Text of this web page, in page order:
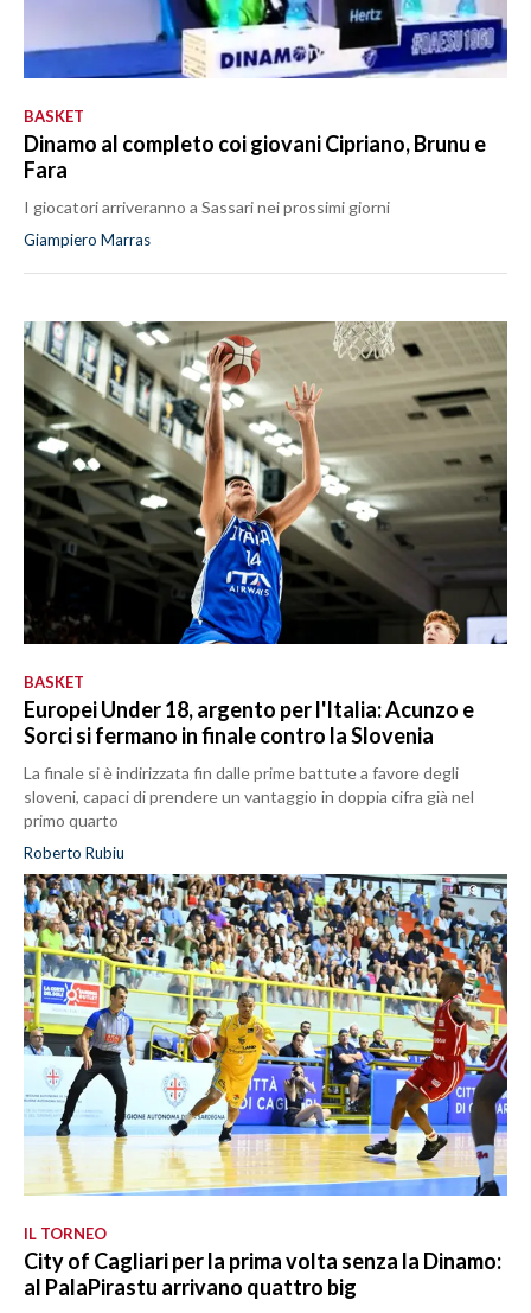
BASKET
Dinamo al completo coi giovani Cipriano, Brunu e
Fara
I giocatori arriveranno a Sassari nei prossimi giorni
Giampiero Marras
BASKET
Europei Under 18, argento per l'Italia: Acunzo e
Sorci si fermano in finale contro la Slovenia
La finale si è indirizzata fin dalle prime battute a favore degli
sloveni, capaci di prendere un vantaggio in doppia cifra già nel
primo quarto
Roberto Rubiu
IL TORNEO
City of Cagliari per la prima volta senza la Dinamo:
al PalaPirastu arrivano quattro big